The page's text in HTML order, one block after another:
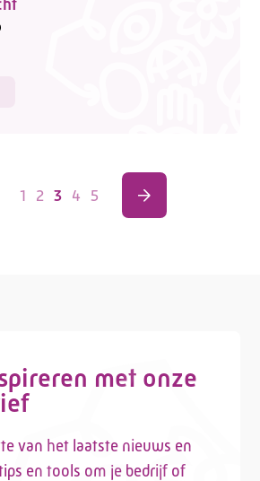
1 2 3 4 5
met onze
van het laatste nieuws en
en tools om je bedrijf of